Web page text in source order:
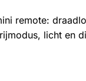
remote:
licht en